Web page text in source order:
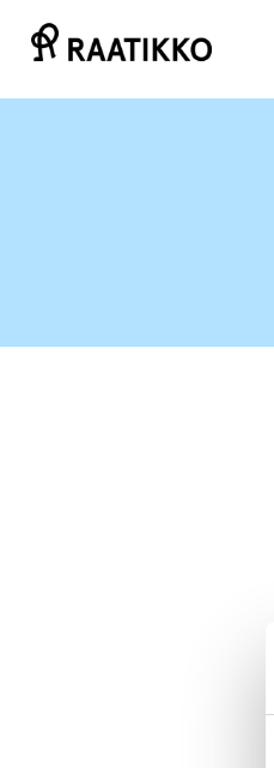
Siirry
sisältöön